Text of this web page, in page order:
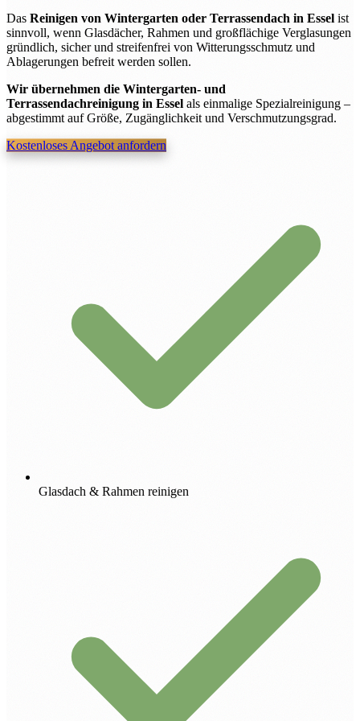
Das Reinigen von Wintergarten oder Terrassendach in Essel ist
sinnvoll, wenn Glasdächer, Rahmen und großflächige Verglasungen
gründlich, sicher und streifenfrei von Witterungsschmutz und
Ablagerungen befreit werden sollen.
Wir übernehmen die Wintergarten- und
Terrassendachreinigung in Essel als einmalige Spezialreinigung –
abgestimmt auf Größe, Zugänglichkeit und Verschmutzungsgrad.
Kostenloses Angebot anfordern
Glasdach & Rahmen reinigen